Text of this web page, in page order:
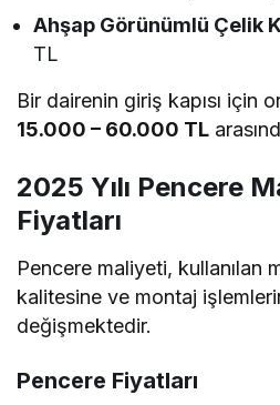
Ahşap Görünümlü Çelik
TL
Bir dairenin giriş kapısı için
15.000 – 60.000 TL
2025 Yılı Pencere
Fiyatları
Pencere maliyeti, kullanılan
kalitesine ve montaj
değişmektedir.
Pencere Fiyatları